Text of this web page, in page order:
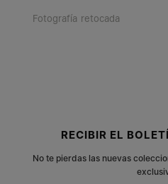
Fotografía retocada
RECIBIR EL
No te pierdas las nuevas